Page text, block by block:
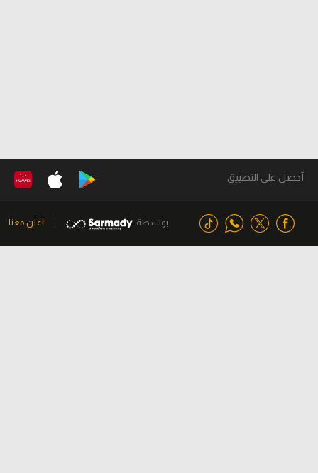
أحصل على التطبيق
بواسطة اعلن معنا